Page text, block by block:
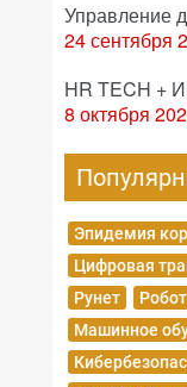
Управление
24 сентября
HR TECH
8 октября
Эпидемия
Цифровая
Рунет
Машинное